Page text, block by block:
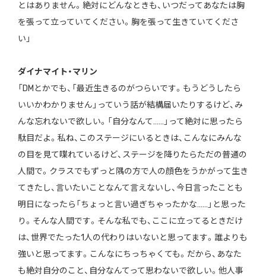
とはありません。絶対にどんなときも、いつだってあなたは胸
を張って立っていてください。胸を張って生きていてくださ
い」
ダイナマイト・マリン
「DMとかでも、「最近生きるのがつらいです。もうどうしたら
いいかわかりません」っていう話が結構届いたりするけど、み
んな忘れないで欲しい。「自分なんて……」って絶対に思ったら
駄目だよ。私ね、このステージにいるときは、こんなにみんな
の目を見て喋れているけど、ステージを降りたらただの普通の
人間で。クラスでもずっと隅の方で人の顔色をうかがって生き
てきたし、言いたいことなんて言えないし、今日言ったことも
明日になったら「ちょっと言い過ぎちゃったかな……」と思った
り。そんな人間です。そんな私でも、ここに立ってるときだけ
は、世界でたった1人の代わりはいないと思ってます。誰よりも
強いと思ってます。こんなにちっちゃくても。だから、あなた
も絶対自分のこと、自分なんてって思わないで欲しい。他人事